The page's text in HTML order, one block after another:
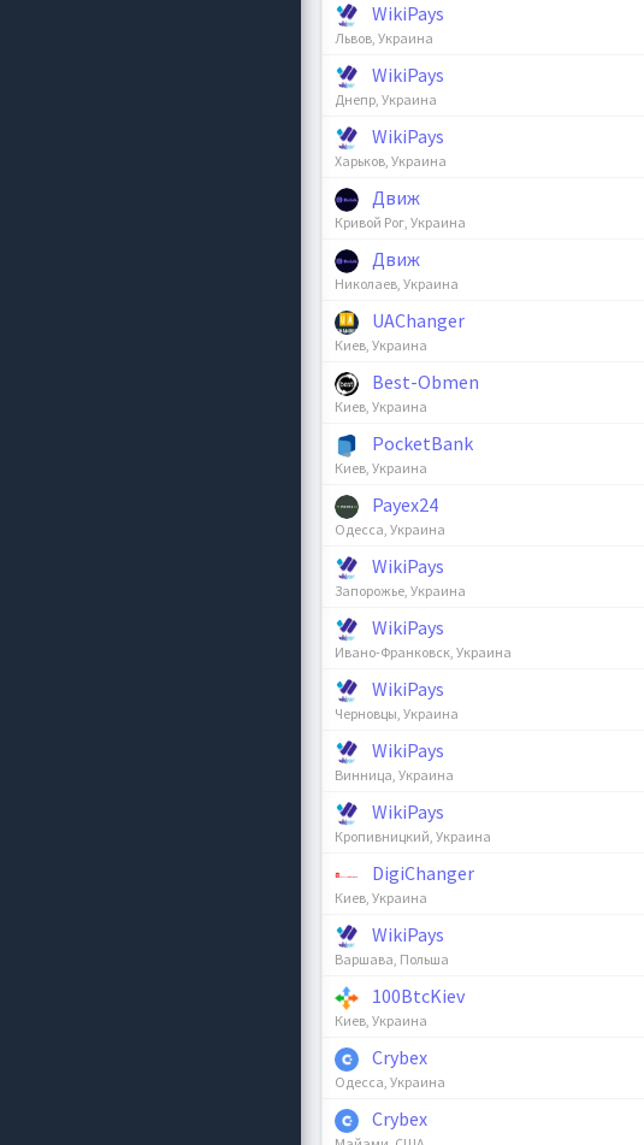
WikiPays
Львов, Украина
WikiPays
Днепр, Украина
WikiPays
Харьков, Украина
Движ
Кривой Рог, Украина
Движ
Николаев, Украина
UAChanger
Киев, Украина
Best-Obmen
Киев, Украина
PocketBank
Киев, Украина
Payex24
Одесса, Украина
WikiPays
Запорожье, Украина
WikiPays
Ивано-Франковск, Украина
WikiPays
Черновцы, Украина
WikiPays
Винница, Украина
WikiPays
Кропивницкий, Украина
DigiChanger
Киев, Украина
WikiPays
Варшава, Польша
100BtcKiev
Киев, Украина
Crybex
Одесса, Украина
Crybex